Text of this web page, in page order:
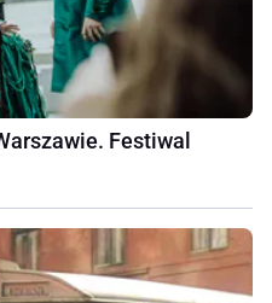
Festiwal